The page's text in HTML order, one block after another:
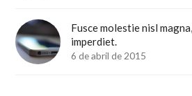
Fusce molestie nisl
imperdiet.
6 de abril de 2015